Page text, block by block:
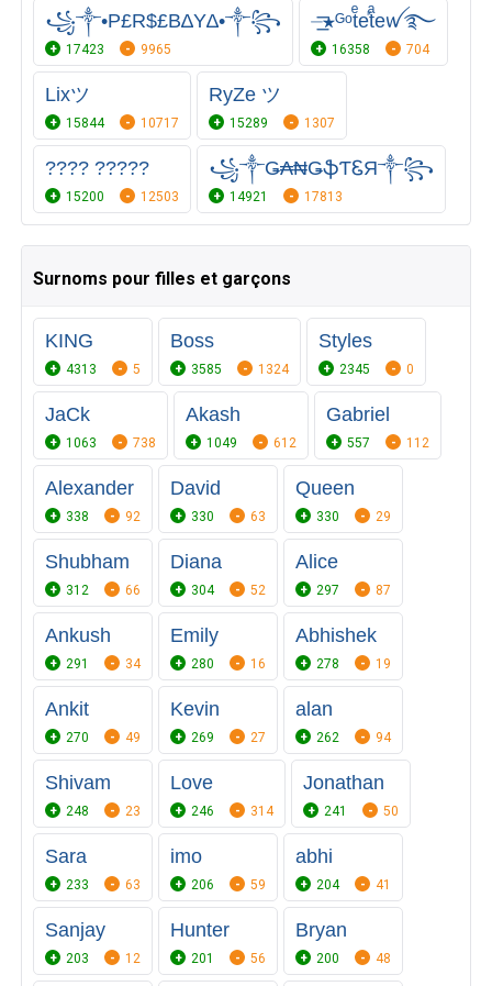
꧁༒•P£R$£B∆Y∆•༒꧂
17423 9965
⏤͟͟͞͞★ᴳᵒtͤeⷦtͣeꪝ࿐
16358 704
Lixツ
15844 10717
RyZe ツ
15289 1307
???? ?????
15200 12503
꧁༒Ǥ₳₦ǤֆƬᏋЯ༒꧂
14921 17813
Surnoms pour filles et garçons
KING
4313 5
Boss
3585 1324
Styles
2345 0
JaCk
1063 738
Akash
1049 612
Gabriel
557 112
Alexander
338 92
David
330 63
Queen
330 29
Shubham
312 66
Diana
304 52
Alice
297 87
Ankush
291 34
Emily
280 16
Abhishek
278 19
Ankit
270 49
Kevin
269 27
alan
262 94
Shivam
248 23
Love
246 314
Jonathan
241 50
Sara
233 63
imo
206 59
abhi
204 41
Sanjay
203 12
Hunter
201 56
Bryan
200 48